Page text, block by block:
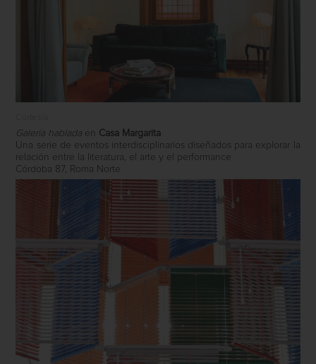
Galería hablada en Casa Margarita
Una serie de eventos interdisciplinarios diseñados para explorar la
relación entre la literatura, el arte y el performance
Córdoba 87, Roma Norte